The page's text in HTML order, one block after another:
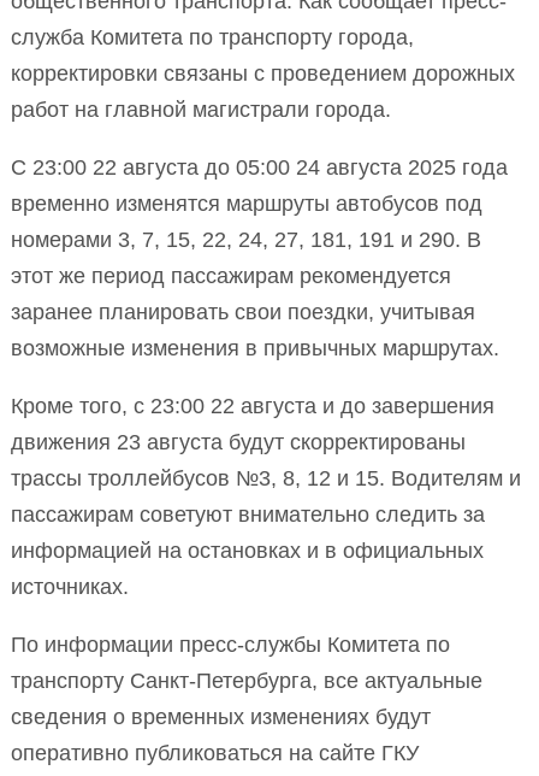
служба Комитета по транспорту города,
корректировки связаны с проведением дорожных
работ на главной магистрали города.
С 23:00 22 августа до 05:00 24 августа 2025 года
временно изменятся маршруты автобусов под
номерами 3, 7, 15, 22, 24, 27, 181, 191 и 290. В
этот же период пассажирам рекомендуется
заранее планировать свои поездки, учитывая
возможные изменения в привычных маршрутах.
Кроме того, с 23:00 22 августа и до завершения
движения 23 августа будут скорректированы
трассы троллейбусов №3, 8, 12 и 15. Водителям и
пассажирам советуют внимательно следить за
информацией на остановках и в официальных
источниках.
По информации пресс-службы Комитета по
транспорту Санкт-Петербурга, все актуальные
сведения о временных изменениях будут
оперативно публиковаться на сайте ГКУ